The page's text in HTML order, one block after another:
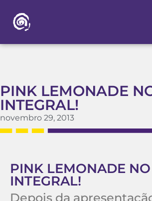
PINK LEMONADE
INTEGRAL!
novembro 29, 2013
PINK LEMONADE NO
INTEGRAL!
Depois da